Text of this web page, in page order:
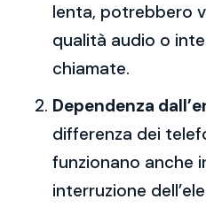
lenta, potrebbero
qualità audio o
chiamate.
Dependenza
differenza dei
funzionano anche
interruzione